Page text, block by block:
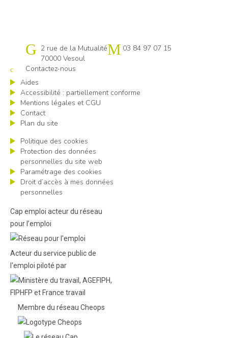
Cap emploi 70
2 rue de la Mutualité
70000 Vesoul
03 84 97 07 15
Contactez-nous
Aides
Accessibilité : partiellement conforme
Mentions légales et CGU
Contact
Plan du site
Politique des cookies
Protection des données
personnelles du site web
Paramétrage des cookies
Droit d’accès à mes données
personnelles
Cap emploi acteur du réseau
pour l’emploi
Acteur du service public de
l'emploi piloté par
Membre du réseau Cheops